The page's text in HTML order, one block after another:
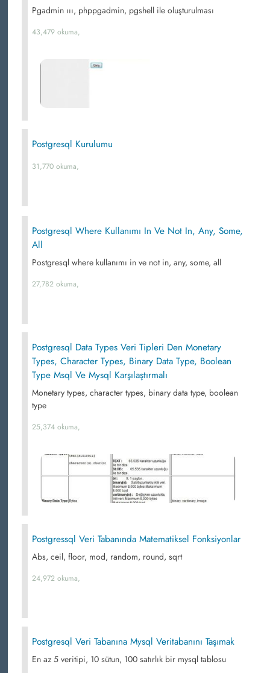
Pgadmin ııı, phppgadmin, pgshell ile oluşturulması
43,479 okuma,
Postgresql Kurulumu
31,770 okuma,
Postgresql Where Kullanımı In Ve Not In, Any, Some,
All
Postgresql where kullanımı in ve not in, any, some, all
27,782 okuma,
Postgresql Data Types Veri Tipleri Den Monetary
Types, Character Types, Binary Data Type, Boolean
Type Msql Ve Mysql Karşılaştırmalı
Monetary types, character types, binary data type, boolean
type
25,374 okuma,
Postgressql Veri Tabanında Matematiksel Fonksiyonlar
Abs, ceil, floor, mod, random, round, sqrt
24,972 okuma,
Postgresql Veri Tabanına Mysql Veritabanını Taşımak
En az 5 veritipi, 10 sütun, 100 satırlık bir mysql tablosu